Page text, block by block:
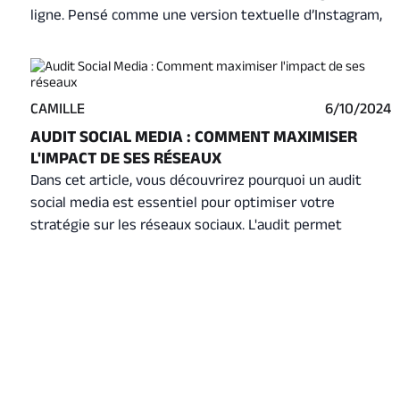
ligne. Pensé comme une version textuelle d’Instagram,
des échanges. MO&JO décrypte dans ce guide complet
comment Threads fonctionne, pourquoi il séduit déjà
des millions d’internautes, et ce que votre entreprise
CAMILLE 6/10/2024
AUDIT SOCIAL MEDIA : COMMENT MAXIMISER
L'IMPACT DE SES RÉSEAUX
Dans cet article, vous découvrirez pourquoi un audit
social media est essentiel pour optimiser votre
stratégie sur les réseaux sociaux. L'audit permet